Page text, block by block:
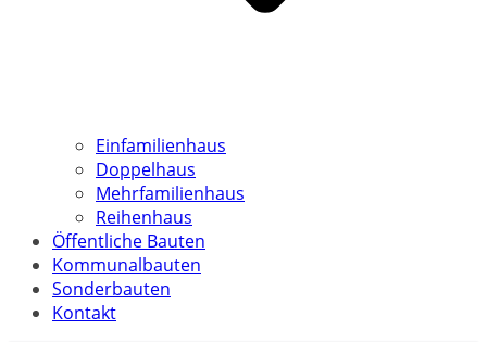
Einfamilienhaus
Doppelhaus
Mehrfamilienhaus
Reihenhaus
Öffentliche Bauten
Kommunalbauten
Sonderbauten
Kontakt